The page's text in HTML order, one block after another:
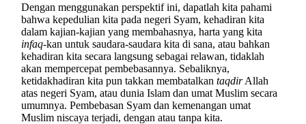
Dengan menggunakan perspektif ini, dapatlah kita pahami
bahwa kepedulian kita pada negeri Syam, kehadiran kita
dalam kajian-kajian yang membahasnya, harta yang kita
infaq-kan untuk saudara-saudara kita di sana, atau bahkan
kehadiran kita secara langsung sebagai relawan, tidaklah
akan mempercepat pembebasannya. Sebaliknya,
ketidakhadiran kita pun takkan membatalkan taqdirAllah
atas negeri Syam, atau dunia Islam dan umat Muslim secara
umumnya. Pembebasan Syam dan kemenangan umat
Muslim niscaya terjadi, dengan atau tanpa kita.